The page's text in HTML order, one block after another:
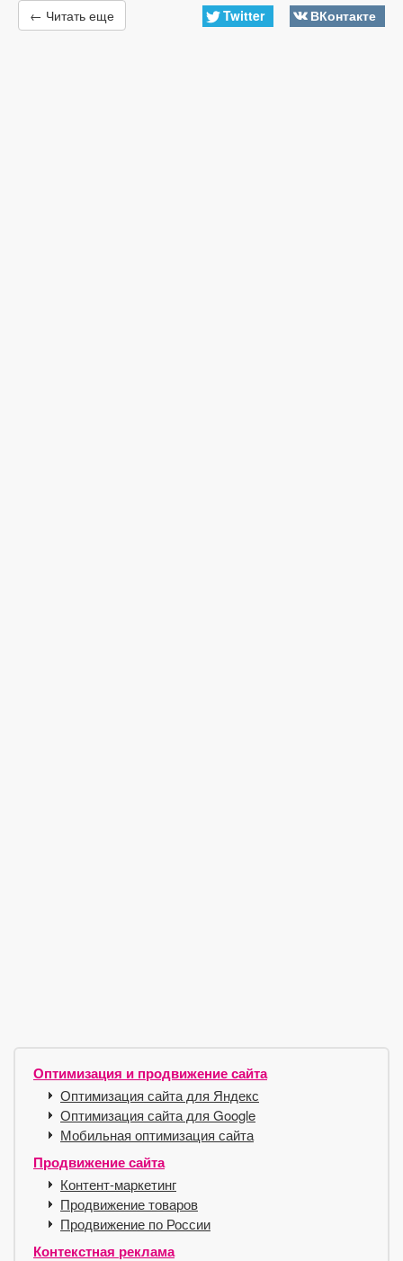
← Читать еще Twitter ВКонтакте
Оптимизация и продвижение сайта
Оптимизация сайта для Яндекс
Оптимизация сайта для Google
Мобильная оптимизация сайта
Продвижение сайта
Контент-маркетинг
Продвижение товаров
Продвижение по России
Контекстная реклама